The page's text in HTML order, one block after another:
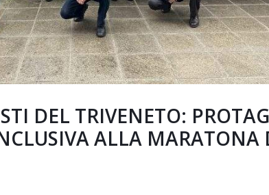
DEL TRIVENETO:
ALLA MARATONA